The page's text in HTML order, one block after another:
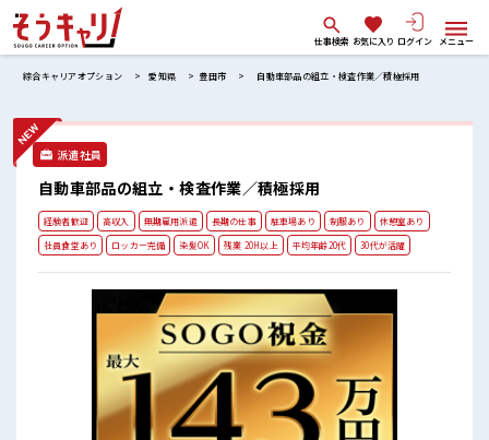
仕事検索 お気に入り ログイン メニュー
綜合キャリアオプション 愛知県 豊田市 自動車部品の組立・検査作業／積極採用
派遣社員
自動車部品の組立・検査作業／積極採用
経験者歓迎 高収入 無期雇用派遣 長期の仕事 駐車場あり 制服あり
休憩室あり
社員食堂あり
ロッカー完備 染髪OK 残業 20H以上 平均年齢20代 30代が活躍